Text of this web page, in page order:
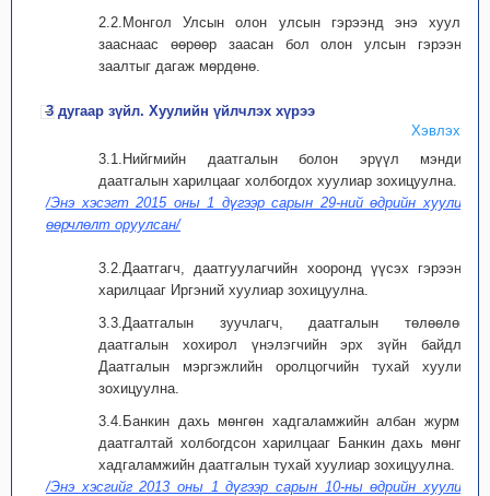
2.2.Монгол Улсын олон улсын гэрээнд энэ хуульд
зааснаас өөрөөр заасан бол олон улсын гэрээний
заалтыг дагаж мөрдөнө.
3 дугаар зүйл. Хуулийн үйлчлэх хүрээ
Хэвлэх
3.1.Нийгмийн даатгалын болон эрүүл мэндийн
даатгалын харилцааг холбогдох хуулиар зохицуулна.
/Энэ хэсэгт 2015 оны 1 дүгээр сарын 29-ний өдрийн хуулиар
өөрчлөлт оруулсан/
3.2.Даатгагч, даатгуулагчийн хооронд үүсэх гэрээний
харилцааг Иргэний хуулиар зохицуулна.
3.3.Даатгалын зуучлагч, даатгалын төлөөлөгч,
даатгалын хохирол үнэлэгчийн эрх зүйн байдлыг
Даатгалын мэргэжлийн оролцогчийн тухай хуулиар
зохицуулна.
3.4.Банкин дахь мөнгөн хадгаламжийн албан журмын
даатгалтай холбогдсон харилцааг Банкин дахь мөнгөн
хадгаламжийн даатгалын тухай хуулиар зохицуулна.
/Энэ хэсгийг 2013 оны 1 дүгээр сарын 10-ны өдрийн хуулиар